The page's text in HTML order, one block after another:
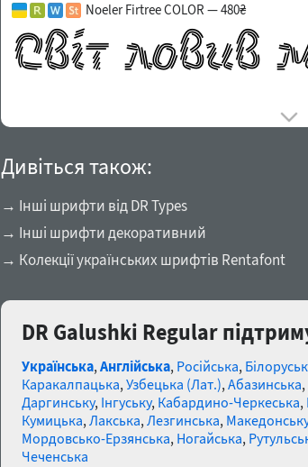
Noeler Firtree COLOR — 480₴
Дивіться також:
→ Інші шрифти від DR Types
→ Інші шрифти декоративний
→ Колекції українських шрифтів Rentafont
DR Galushki Regular
Українська,Англійська, Російська,
Каракалпацька,Узбецька (Лат.),Абазинська,
Даргинську, Інгуську, Кабардино-Черкеська,
Кумицька,Лакська,Лезгинська, Македонську
Мордовсько-Ерзянська, Ногайська,
Чеченська